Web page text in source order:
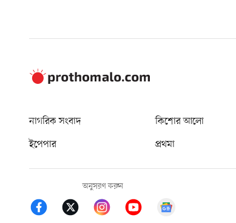
নাগরিক সংবাদ কিশোর আলো
ইপেপার
প্রথমা
অনুসরণ করুন